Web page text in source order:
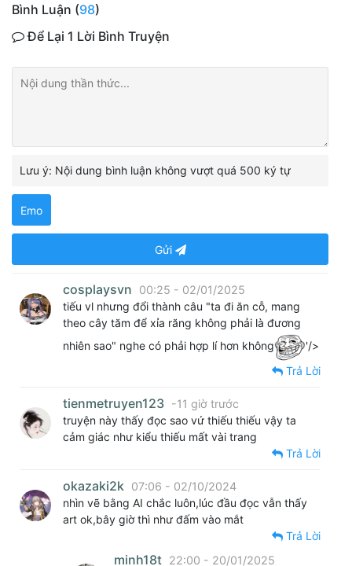
Bình Luận (98)
Để Lại 1 Lời Bình Truyện
Lưu ý: Nội dung bình luận không vượt quá 500 ký tự
Emo
Gửi
cosplaysvn
00:25 - 02/01/2025
tiếu vl nhưng đổi thành câu "ta đi ăn cỗ, mang
theo cây tăm để xỉa răng không phải là đương
nhiên sao" nghe có phải hợp lí hơn không
'/>
Trả Lời
tienmetruyen123 -11 giờ trước
truyện này thấy đọc sao vứ thiếu thiếu vậy ta
cảm giác như kiểu thiếu mất vài trang
Trả Lời
okazaki2k
07:06 - 02/10/2024
nhìn vẽ bằng AI chắc luôn,lúc đầu đọc vẫn thấy
art ok,bây giờ thì như đấm vào mắt
Trả Lời
minh18t 22:00 - 20/01/2025